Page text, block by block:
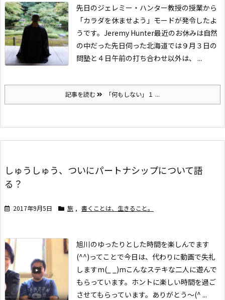
先日のジェレミー・ハンター教授の授業から
「カラダを休ませよう」モードが発令したよ
うです。 Jeremy Hunter最近のお休みは自然
の中だった先日伺った北海道では９月３日の
問塾と４日午前の打ち合わせ以外は、 ...
記事を読む 「何もしない」１ ...
しゅうしゅう、ついにパートナシップについて語
る？
2017年9月5日 旅 , 書くことは、生きること。
旭川のゆったりとした時間を楽しんでます
(^^)ってことで今日は、代わりに動画で失礼
しますm(_ _)mこんなステキな二人に遊んで
もらっています。ホントに楽しい時間を過ご
させてもらっています。ありがとう〜(^ ...